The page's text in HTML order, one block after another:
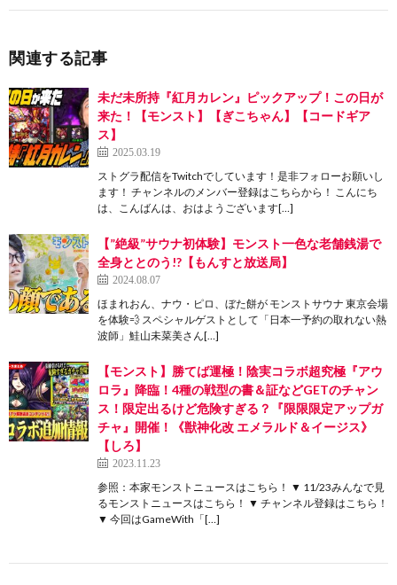
関連する記事
未だ未所持『紅月カレン』ピックアップ！この日が
来た！【モンスト】【ぎこちゃん】【コードギア
ス】
2025.03.19
ストグラ配信をTwitchでしています！是非フォローお願いし
ます！ チャンネルのメンバー登録はこちらから！ こんにち
は、こんばんは、おはようございます[…]
【”絶級”サウナ初体験】モンスト一色な老舗銭湯で
全身ととのう!?【もんすと放送局】
2024.08.07
ほまれおん、ナウ・ピロ、ぼた餅が モンストサウナ 東京会場
を体験💨 スペシャルゲストとして「日本一予約の取れない熱
波師」鮭山未菜美さん[…]
【モンスト】勝てば運極！陰実コラボ超究極『アウ
ロラ』降臨！4種の戦型の書＆証などGETのチャン
ス！限定出るけど危険すぎる？『限限限定アップガ
チャ』開催！《獣神化改 エメラルド＆イージス》
【しろ】
2023.11.23
参照：本家モンストニュースはこちら！ ▼ 11/23みんなで見
るモンストニュースはこちら！ ▼ チャンネル登録はこちら！
▼ 今回はGameWith「[…]